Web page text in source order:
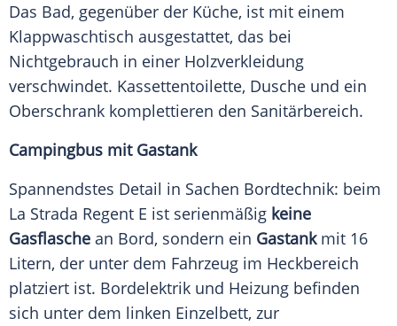
Das Bad, gegenüber der Küche, ist mit einem
Klappwaschtisch ausgestattet, das bei
Nichtgebrauch in einer Holzverkleidung
verschwindet. Kassettentoilette, Dusche und ein
Oberschrank komplettieren den Sanitärbereich.
Campingbus mit Gastank
Spannendstes Detail in Sachen Bordtechnik: beim
La Strada Regent E ist serienmäßig keine
Gasflasche an Bord, sondern ein Gastank mit 16
Litern, der unter dem Fahrzeug im Heckbereich
platziert ist. Bordelektrik und Heizung befinden
sich unter dem linken Einzelbett, zur